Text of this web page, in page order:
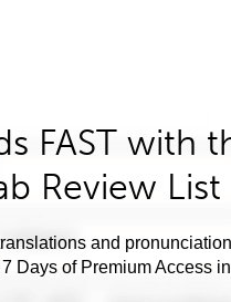
FAST with
Review List
and
Days of Premium Access